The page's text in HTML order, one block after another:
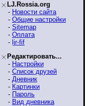
LJ.Rossia.org
- Новости сайта
- Общие настройки
- Sitemap
- Оплата
- ljr-fif
Редактировать...
- Настройки
- Список друзей
- Дневник
- Картинки
- Пароль
- Вид дневника